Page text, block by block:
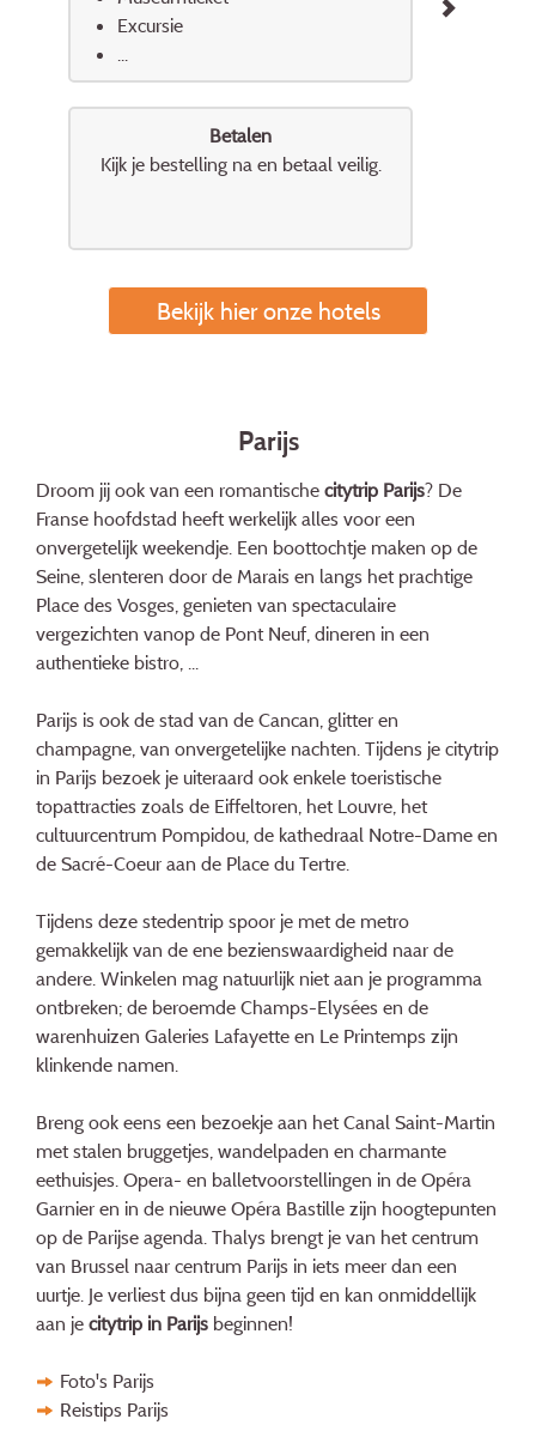
Excursie
Betalen
Kijk je bestelling na en betaal veilig.
Bekijk hier onze hotels
Parijs
Droom jij ook van een romantische citytrip Parijs? De
Franse hoofdstad heeft werkelijk alles voor een
onvergetelijk weekendje. Een boottochtje maken op de
Seine, slenteren door de Marais en langs het prachtige
Place des Vosges, genieten van spectaculaire
vergezichten vanop de Pont Neuf, dineren in een
authentieke bistro, ...
Parijs is ook de stad van de Cancan, glitter en
champagne, van onvergetelijke nachten. Tijdens je citytrip
in Parijs bezoek je uiteraard ook enkele toeristische
topattracties zoals de Eiffeltoren, het Louvre, het
cultuurcentrum Pompidou, de kathedraal Notre-Dame en
de Sacré-Coeur aan de Place du Tertre.
Tijdens deze stedentrip spoor je met de metro
gemakkelijk van de ene bezienswaardigheid naar de
andere. Winkelen mag natuurlijk niet aan je programma
ontbreken; de beroemde Champs-Elysées en de
warenhuizen Galeries Lafayette en Le Printemps zijn
klinkende namen.
Breng ook eens een bezoekje aan het Canal Saint-Martin
met stalen bruggetjes, wandelpaden en charmante
eethuisjes. Opera- en balletvoorstellingen in de Opéra
Garnier en in de nieuwe Opéra Bastille zijn hoogtepunten
op de Parijse agenda. Thalys brengt je van het centrum
van Brussel naar centrum Parijs in iets meer dan een
uurtje. Je verliest dus bijna geen tijd en kan onmiddellijk
aan je citytrip in Parijs beginnen!
Foto's Parijs
Reistips Parijs